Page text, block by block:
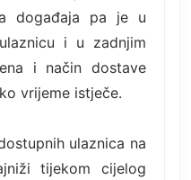
događaja pa je u
i u zadnjim
i način dostave
vrijeme istječe.
ulaznica na
tijekom cijelog